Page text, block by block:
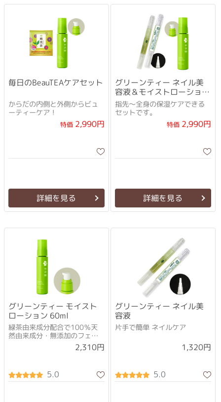
毎日のBeauTEAケアセット
からだの内側と外側からビュ
ーティーケア！
特価2,990円
詳細を見る
グリーンティー ネイル美
容液＆モイストローション
セット
指先～全身の保湿ケアできる
セットです。
特価2,990円
詳細を見る
グリーンティー モイスト
ローション 60ml
緑茶由来成分配合で100％天
然由来成分・無添加のフェイ
ス＆ボディローション2,310円
5.0
グリーンティー ネイル美
容液
片手で簡単 ネイルケア
1,320円
5.0